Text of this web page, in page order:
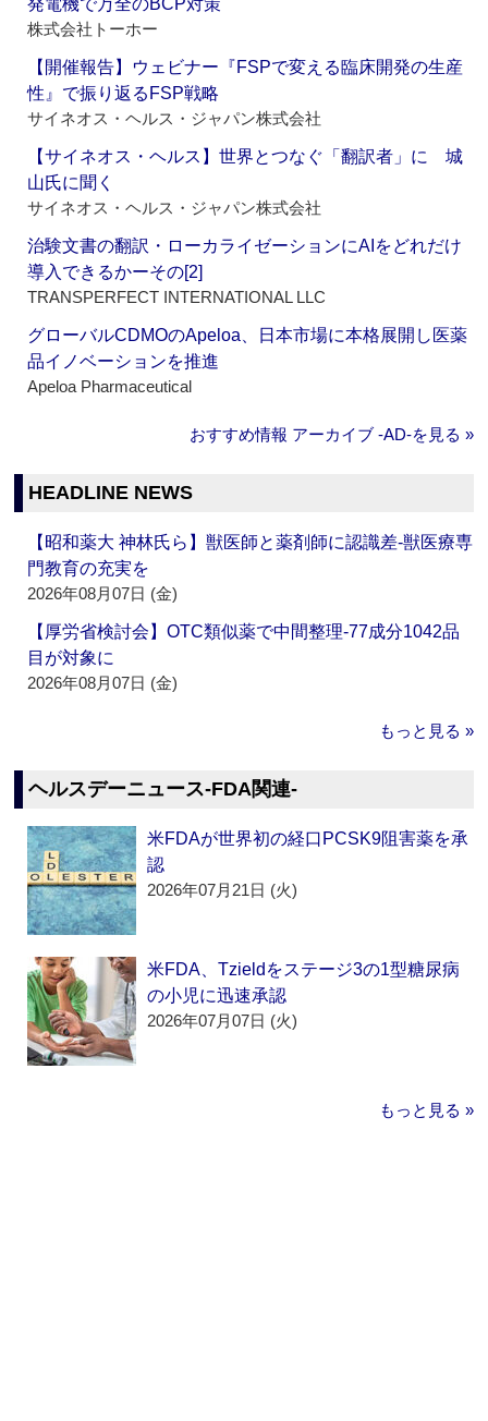
発電機で万全のBCP対策
株式会社トーホー
【開催報告】ウェビナー『FSPで変える臨床開発の生産
性』で振り返るFSP戦略
サイネオス・ヘルス・ジャパン株式会社
【サイネオス・ヘルス】世界とつなぐ「翻訳者」に 城
山氏に聞く
サイネオス・ヘルス・ジャパン株式会社
治験文書の翻訳・ローカライゼーションにAIをどれだけ
導入できるかーその[2]
TRANSPERFECT INTERNATIONAL LLC
グローバルCDMOのApeloa、日本市場に本格展開し医薬
品イノベーションを推進
Apeloa Pharmaceutical
おすすめ情報 アーカイブ ‐AD‐を見る »
HEADLINE NEWS
【昭和薬大 神林氏ら】獣医師と薬剤師に認識差‐獣医療専
門教育の充実を
2026年08月07日 (金)
【厚労省検討会】OTC類似薬で中間整理‐77成分1042品
目が対象に
2026年08月07日 (金)
もっと見る »
ヘルスデーニュース‐FDA関連‐
米FDAが世界初の経口PCSK9阻害薬を承
認
2026年07月21日 (火)
米FDA、Tzieldをステージ3の1型糖尿病
の小児に迅速承認
2026年07月07日 (火)
もっと見る »